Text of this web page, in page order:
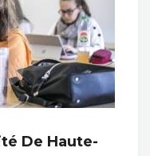
De Haute-